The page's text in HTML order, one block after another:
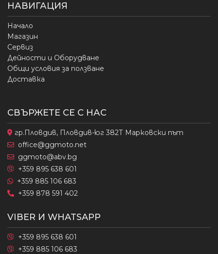
НАВИГАЦИЯ
Начало
Магазин
Сервиз
Дейности и Оборудване
Общи условия за ползване
Доставка
СВЪРЖЕТЕ СЕ С НАС
гр.Пловдив, Пловдив-юг 382Т Марковски път
office@ggmoto.net
ggmoto@abv.bg
+359 895 638 601
+359 885 106 683
+359 878 591 402
VIBER И WHATSAPP
+359 895 638 601
+359 885 106 683